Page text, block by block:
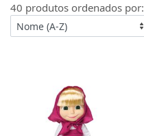
40 produtos ordenados por: